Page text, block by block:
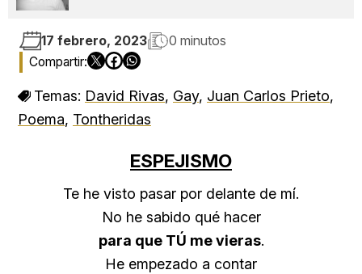
17 febrero, 2023 0 minutos
Temas: David Rivas, Gay, Juan Carlos Prieto,
Poema, Tontheridas
ESPEJISMO
Te he visto pasar por delante de mí.
No he sabido qué hacer
para que TÚ me vieras.
He empezado a contar